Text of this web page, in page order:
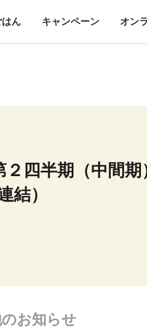
はん キャンペーン オン
四半期（中間期
結）
お知らせ